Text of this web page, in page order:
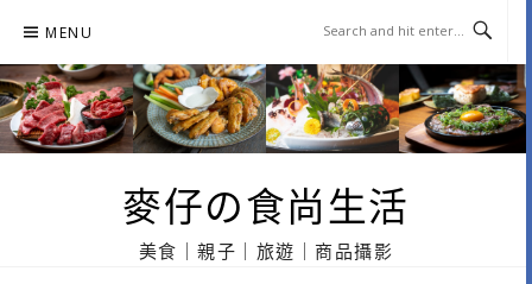
content
MENU
麥仔の食尚生活
美食｜親子｜旅遊｜商品攝影